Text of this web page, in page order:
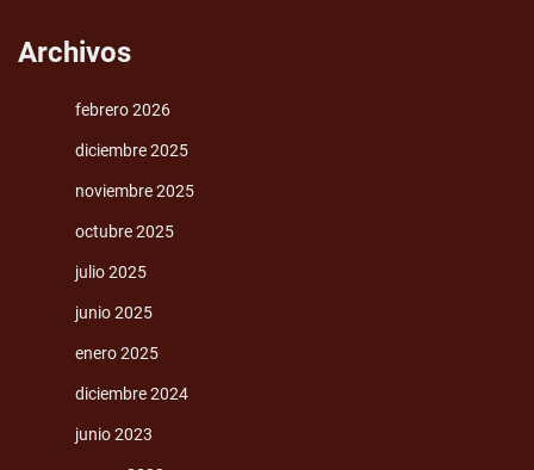
Archivos
febrero 2026
diciembre 2025
noviembre 2025
octubre 2025
julio 2025
junio 2025
enero 2025
diciembre 2024
junio 2023